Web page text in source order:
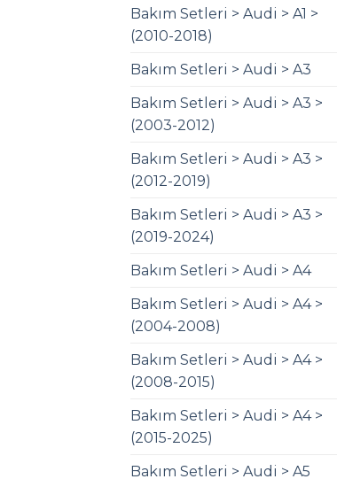
Bakım Setleri > Audi > A1 >
(2010-2018)
Bakım Setleri > Audi > A3
Bakım Setleri > Audi > A3 >
(2003-2012)
Bakım Setleri > Audi > A3 >
(2012-2019)
Bakım Setleri > Audi > A3 >
(2019-2024)
Bakım Setleri > Audi > A4
Bakım Setleri > Audi > A4 >
(2004-2008)
Bakım Setleri > Audi > A4 >
(2008-2015)
Bakım Setleri > Audi > A4 >
(2015-2025)
Bakım Setleri > Audi > A5